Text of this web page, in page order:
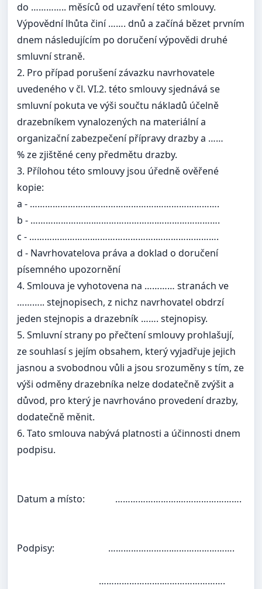
do ………….. měsíců od uzavření této smlouvy.
Výpovědní lhůta činí ……. dnů a začíná bězet prvním
dnem následujícím po doručení výpovědi druhé
smluvní straně.
2. Pro případ porušení závazku navrhovatele
uvedeného v čl. VI.2. této smlouvy sjednává se
smluvní pokuta ve výši součtu nákladů účelně
drazebníkem vynalozených na materiální a
organizační zabezpečení přípravy drazby a ……
% ze zjištěné ceny předmětu drazby.
3. Přílohou této smlouvy jsou úředně ověřené
kopie:
a - …………………….…………………….…………………….
b - …………………….…………………….…………………….
c - …………………….…………………….…………………….
d - Navrhovatelova práva a doklad o doručení
písemného upozornění
4. Smlouva je vyhotovena na ………… stranách ve
……….. stejnopisech, z nichz navrhovatel obdrzí
jeden stejnopis a drazebník ……. stejnopisy.
5. Smluvní strany po přečtení smlouvy prohlašují,
ze souhlasí s jejím obsahem, který vyjadřuje jejich
jasnou a svobodnou vůli a jsou srozuměny s tím, ze
výši odměny drazebníka nelze dodatečně zvýšit a
důvod, pro který je navrhováno provedení drazby,
dodatečně měnit.
6. Tato smlouva nabývá platnosti a účinnosti dnem
podpisu.
Datum a místo: …………………….…………………….
Podpisy: …………………….…………………….
…………………….…………………….